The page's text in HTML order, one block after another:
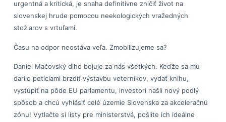
urgentná a kritická, je snaha definitívne zničiť život na
slovenskej hrude pomocou neekologických vražedných
stožiarov s vrtuľami.
Času na odpor neostáva veľa. Zmobilizujeme sa?
Daniel Mačovský dlho bojuje za nás všetkých. Keďže sa mu
darilo petíciami brzdiť výstavbu veterníkov, vydať knihu,
vystúpiť na pôde EU parlamentu, investori našli nový podlý
spôsob a chcú vyhlásiť celé územie Slovenska za akceleračnú
zónu! Vytlačte si listy pre ministerstvá, pošlite ich ideálne